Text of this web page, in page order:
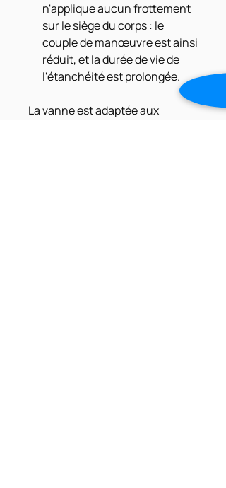
n'applique aucun frottement
sur le siège du corps : le
couple de manœuvre est ainsi
réduit, et la durée de vie de
l'étanchéité est prolongée.
La vanne est adaptée aux